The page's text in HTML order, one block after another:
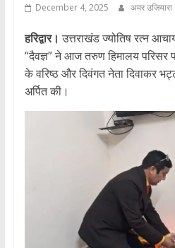
December 4, 2025 अमर उजियारा
हरिद्वार। उत्तराखंड ज्योतिष रत्न
“दैवज्ञ” ने आज तरुण हिमालय परिसर
के वरिष्ठ और दिवंगत नेता दिवाकर
अर्पित की।